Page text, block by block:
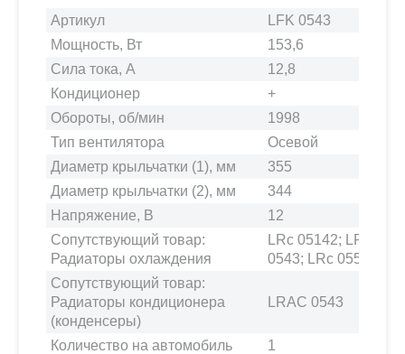
Артикул
LFK 0543
Мощность, Вт
153,6
Сила тока, А
12,8
Кондиционер
+
Обороты, об/мин
1998
Тип вентилятора
Осевой
Диаметр крыльчатки (1), мм
355
Диаметр крыльчатки (2), мм
344
Напряжение, В
12
Сопутствующий товар:
Радиаторы охлаждения
LRc 05142; LRc
0543; LRc 0558
Сопутствующий товар:
Радиаторы кондиционера
(конденсеры)
LRAC 0543
Количество на автомобиль 1